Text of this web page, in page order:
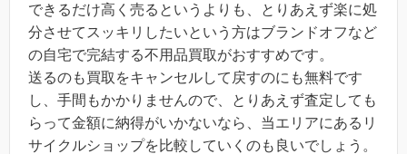
できるだけ高く売るというよりも、とりあえず楽に処
分させてスッキリしたいという方はブランドオフなど
の自宅で完結する不用品買取がおすすめです。
送るのも買取をキャンセルして戻すのにも無料です
し、手間もかかりませんので、とりあえず査定しても
らって金額に納得がいかないなら、当エリアにあるリ
サイクルショップを比較していくのも良いでしょう。